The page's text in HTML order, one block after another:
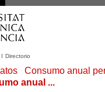
Directorio
Consumo anual
anual ...